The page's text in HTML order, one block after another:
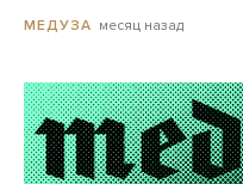
МЕДУЗА месяц назад